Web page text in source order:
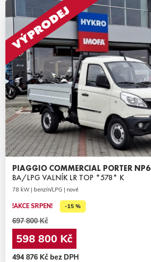
PIAGGIO COMMERCIAL PORTER NP6
BA/LPG VALNÍK LR TOP *578* K
78 kW | benzín/LPG | nové
!AKCE SRPEN! -15 %
697 800 Kč
598 800 Kč
494 876 Kč bez DPH